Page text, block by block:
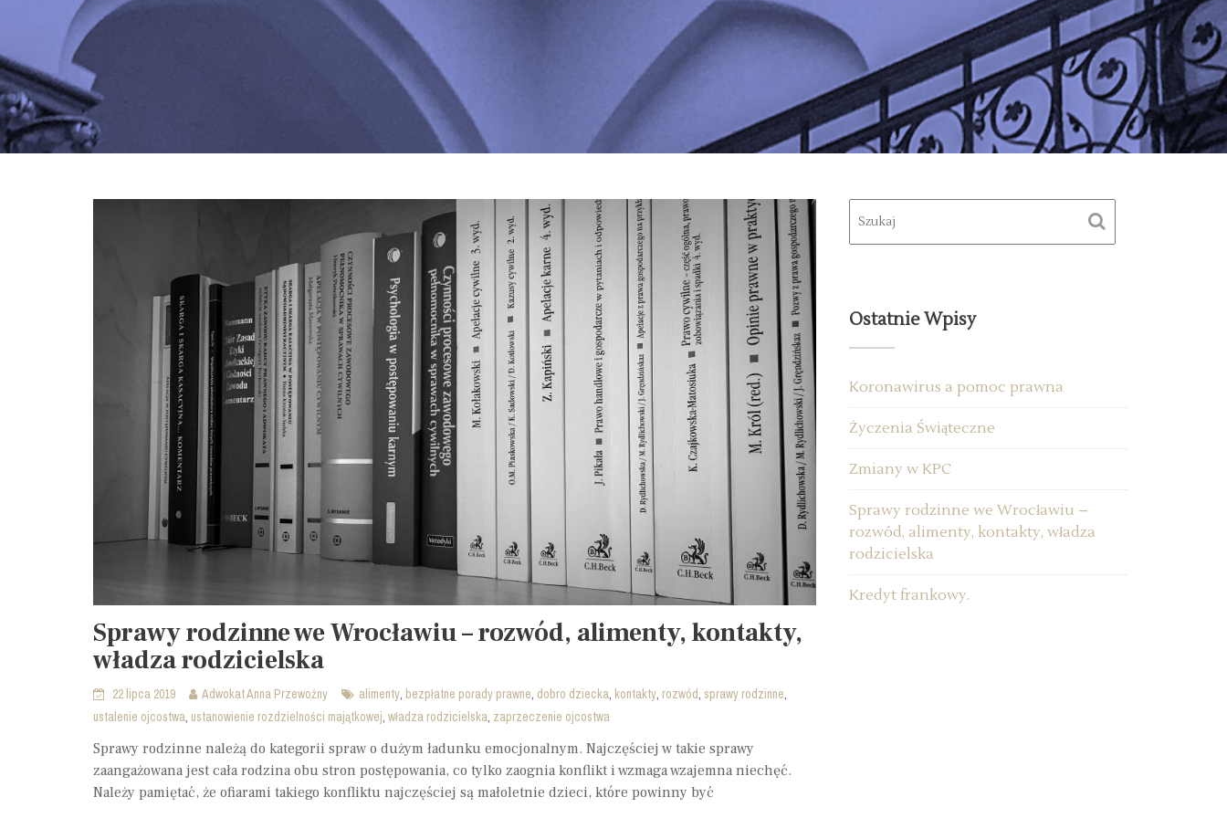
Sprawy rodzinne we Wrocławiu – rozwód, alimenty, kontakty,
władza rodzicielska
22 lipca 2019 Adwokat Anna Przewoźny alimenty, bezpłatne porady prawne, dobro dziecka, kontakty, rozwód, sprawy rodzinne,
ustalenie ojcostwa, ustanowienie rozdzielności majątkowej,władza rodzicielska, zaprzeczenie ojcostwa
Sprawy rodzinne należą do kategorii spraw o dużym ładunku emocjonalnym. Najczęściej w takie sprawy
zaangażowana jest cała rodzina obu stron postępowania, co tylko zaognia konflikt i wzmaga wzajemna niechęć.
Należy pamiętać, że ofiarami takiego konfliktu najczęściej są małoletnie dzieci, które powinny być
Ostatnie Wpisy
Koronawirus a pomoc prawna
Życzenia Świąteczne
Zmiany w KPC
Sprawy rodzinne we Wrocławiu –
rozwód, alimenty, kontakty, władza
rodzicielska
Kredyt frankowy.